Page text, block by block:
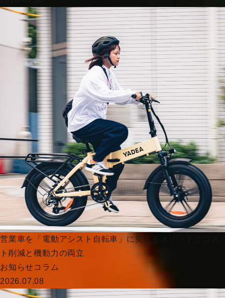
営業車を「電動アシスト自転車」に変えるメリット｜コス
ト削減と機動力の両立
お知らせコラム
2026.07.08